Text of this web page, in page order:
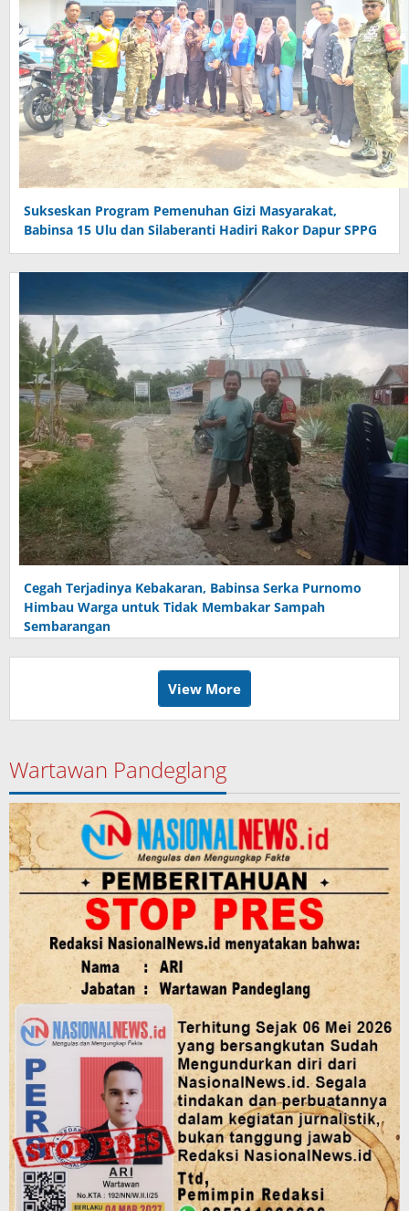
Sukseskan Program Pemenuhan Gizi Masyarakat,
Babinsa 15 Ulu dan Silaberanti Hadiri Rakor Dapur SPPG
Cegah Terjadinya Kebakaran, Babinsa Serka Purnomo
Himbau Warga untuk Tidak Membakar Sampah
Sembarangan
View More
Wartawan Pandeglang